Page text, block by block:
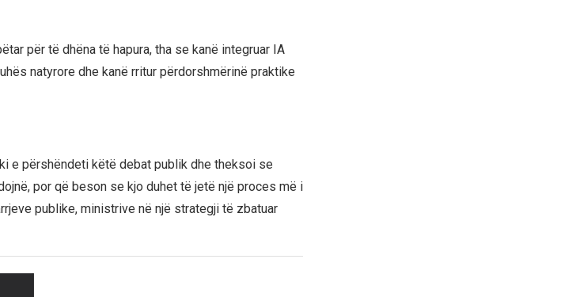
për të dhëna të hapura, tha se kanë integruar IA
natyrore dhe kanë rritur përdorshmërinë praktike
e përshëndeti këtë debat publik dhe theksoi se
por që beson se kjo duhet të jetë një proces më i
publike, ministrive në një strategji të zbatuar